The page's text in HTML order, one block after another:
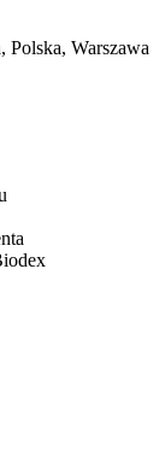
Polska, Warszawa